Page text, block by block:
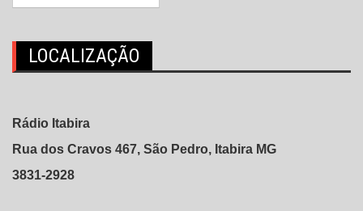
LOCALIZAÇÃO
Rádio Itabira
Rua dos Cravos 467, São Pedro, Itabira MG
3831-2928